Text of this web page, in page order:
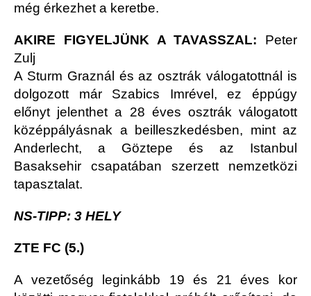
még érkezhet a keretbe.
AKIRE FIGYELJÜNK A TAVASSZAL: Peter
Zulj
A Sturm Graznál és az osztrák válogatottnál is
dolgozott már Szabics Imrével, ez éppúgy
előnyt jelenthet a 28 éves osztrák válogatott
középpályásnak a beilleszkedésben, mint az
Anderlecht, a Göztepe és az Istanbul
Basaksehir csapatában szerzett nemzetközi
tapasztalat.
NS-TIPP: 3 HELY
ZTE FC (5.)
A vezetőség leginkább 19 és 21 éves kor